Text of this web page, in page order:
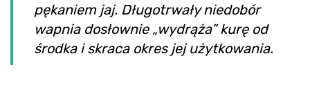
pękaniem jaj. Długotrwały niedobór
wapnia dosłownie „wydrąża” kurę od
środka i skraca okres jej użytkowania.